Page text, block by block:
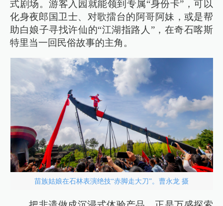
式剧场。游客入园就能领到专属“身份卡”，可以
化身夜郎国卫士、对歌擂台的阿哥阿妹，或是帮
助白娘子寻找许仙的“江湖指路人”，在奇石喀斯
特里当一回民俗故事的主角。
苗族姑娘在石林表演绝技“赤脚走大刀”。曹永龙 摄